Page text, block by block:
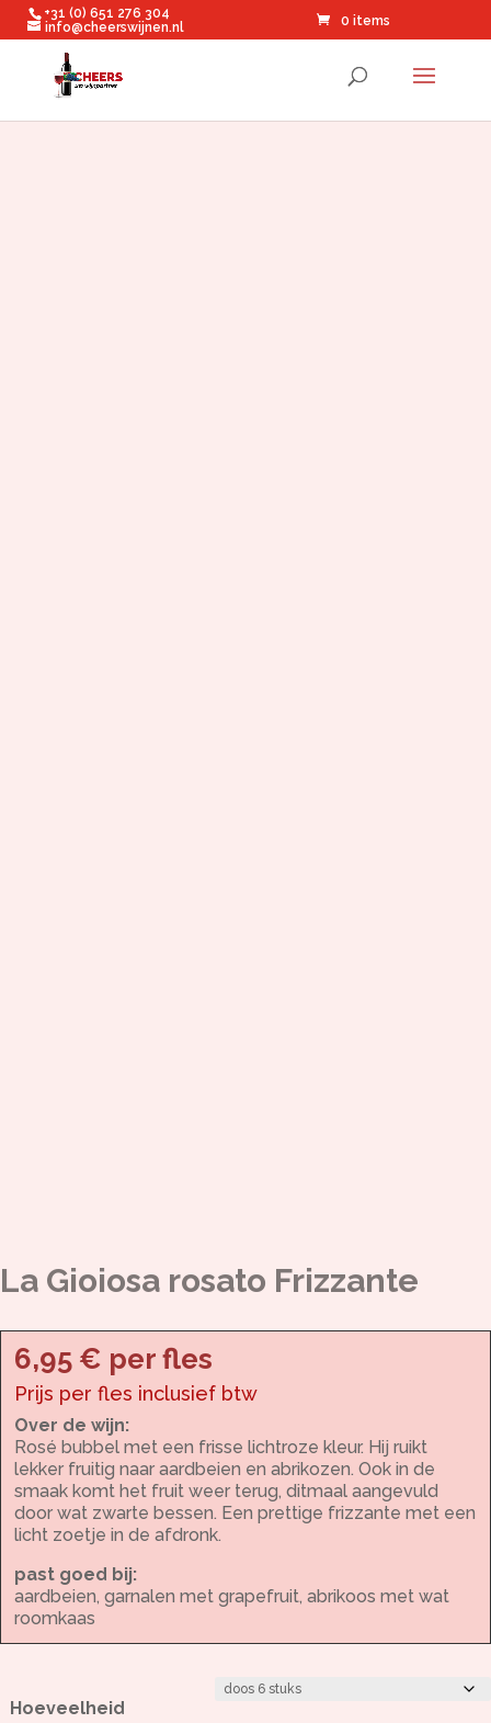
+31 (0) 651 276 304
info@cheerswijnen.nl
0 items
La Gioiosa rosato Frizzante
6,95 € per fles
Prijs per fles inclusief btw
Over de wijn:
Rosé bubbel met een frisse lichtroze kleur. Hij ruikt
lekker fruitig naar aardbeien en abrikozen. Ook in de
smaak komt het fruit weer terug, ditmaal aangevuld
door wat zwarte bessen. Een prettige frizzante met een
licht zoetje in de afdronk.
past goed bij:
aardbeien, garnalen met grapefruit, abrikoos met wat
roomkaas
Hoeveelheid